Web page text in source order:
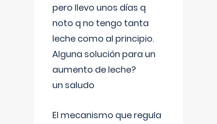
pero llevo unos días q
noto q no tengo tanta
leche como al principio.
Alguna solución para un
aumento de leche?
un saludo
El mecanismo que regula